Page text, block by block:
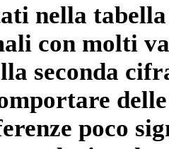
nella
con molti
seconda
poco